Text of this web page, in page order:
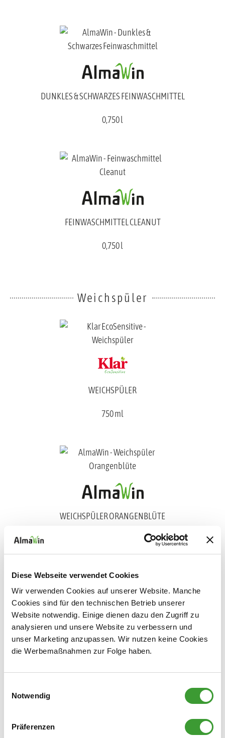
Diese Webseite verwendet Cookies
Wir verwenden Cookies auf unserer Website. Manche
Cookies sind für den technischen Betrieb unserer
Website notwendig. Einige dienen dazu den Zugriff zu
analysieren und unsere Website zu verbessern und
unser Marketing anzupassen. Wir nutzen keine Cookies
die Werbemaßnahmen zur Folge haben.
Notwendig
Präferenzen
DUNKLES & SCHWARZES FEINWASCHMITTEL
0,750 l
FEINWASCHMITTEL CLEANUT
0,750 l
Weichspüler
WEICHSPÜLER
750 ml
WEICHSPÜLER ORANGENBLÜTE
WEICHSPÜLER LAVENDEL